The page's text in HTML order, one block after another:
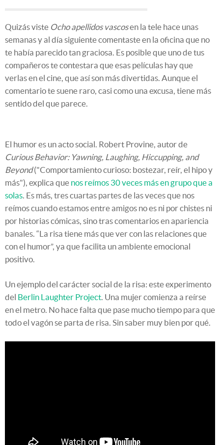
Quizás viste Ocho apellidos vascosen la tele hace unas
semanas y al día siguiente comentaste en la oficina que no
te había parecido tan graciosa. Es posible que uno de tus
compañeros te contestara que esas películas hay que
verlas en el cine, que así son más divertidas. Aunque el
comentario te suene raro, casi como una excusa, tiene más
sentido del que parece.
El humor es un acto social. Robert Provine, autor de
Curious Behavior: Yawning, Laughing, Hiccupping, and
Beyond("Comportamiento curioso: bostezar, reír, el hipo y
más"), explica que nos reímos 30 veces más en grupo que a
solas. Es más, tres cuartas partes de las veces que nos
reímos cuando estamos entre amigos no es ni por chistes ni
por historias cómicas, sino tras comentarios en apariencia
banales. “La risa tiene más que ver con las relaciones que
con el humor”, ya que facilita un ambiente emocional
positivo.
Un ejemplo del carácter social de la risa: este experimento
del Berlin Laughter Project. Una mujer comienza a reírse
en el metro. No hace falta que pase mucho tiempo para que
todo el vagón se parta de risa. Sin saber muy bien por qué.